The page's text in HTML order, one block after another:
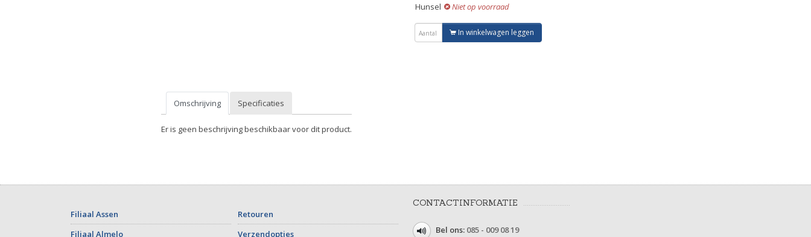
Hunsel
Niet op voorraad
In winkelwagen leggen
Omschrijving Specificaties
Er is geen beschrijving beschikbaar voor dit product.
Filiaal Assen
Filiaal Almelo
Retouren
Verzendopties
CONTACTINFORMATIE
Bel ons: 085 - 009 08 19